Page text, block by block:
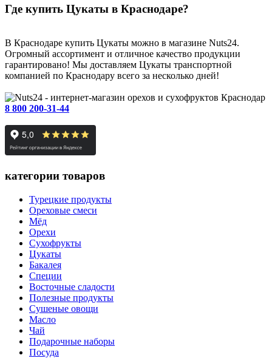
Где купить Цукаты в Краснодаре?
В Краснодаре купить Цукаты можно в магазине Nuts24.
Огромный ассортимент и отличное качество продукции
гарантировано! Мы доставляем Цукаты транспортной
компанией по Краснодару всего за несколько дней!
Краснодар
8 800 200-31-44
категории товаров
Турецкие продукты
Ореховые смеси
Мёд
Орехи
Сухофрукты
Цукаты
Бакалея
Специи
Восточные сладости
Полезные продукты
Сушеные овощи
Масло
Чай
Подарочные наборы
Посуда